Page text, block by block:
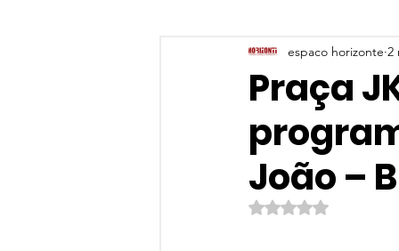
Praça
João –
espaco horizonte 2
Avaliado com NaN